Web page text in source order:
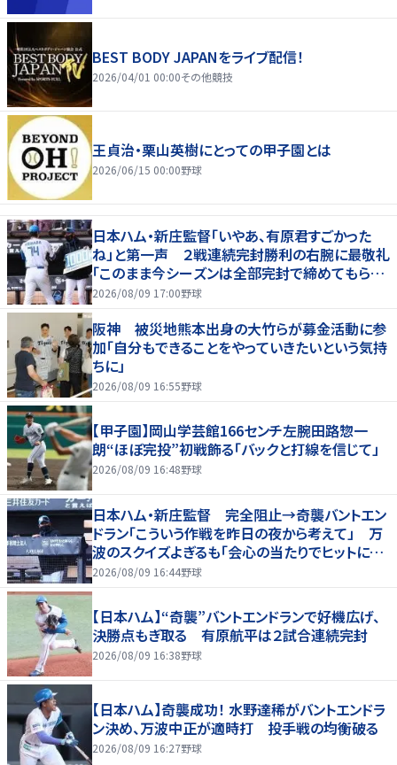
BEST BODY JAPANをライブ配信！
2026/04/01 00:00その他競技
王貞治・栗山英樹にとっての甲子園とは
2026/06/15 00:00野球
日本ハム・新庄監督「いやあ、有原君すごかった
ね」と第一声 ２戦連続完封勝利の右腕に最敬礼
「このまま今シーズンは全部完封で締めてもらっ
て（笑）」
2026/08/09 17:00野球
阪神 被災地熊本出身の大竹らが募金活動に参
加「自分もできることをやっていきたいという気持
ちに」
2026/08/09 16:55野球
【甲子園】岡山学芸館166センチ左腕田路惣一
朗“ほぼ完投”初戦飾る「バックと打線を信じて」
2026/08/09 16:48野球
日本ハム・新庄監督 完全阻止→奇襲バントエン
ドラン「こういう作戦を昨日の夜から考えて」 万
波のスクイズよぎるも「会心の当たりでヒットにし
てくれて嬉しかった」
2026/08/09 16:44野球
【日本ハム】“奇襲”バントエンドランで好機広げ、
決勝点もぎ取る 有原航平は２試合連続完封
2026/08/09 16:38野球
【日本ハム】奇襲成功！ 水野達稀がバントエンドラ
ン決め、万波中正が適時打 投手戦の均衡破る
2026/08/09 16:27野球